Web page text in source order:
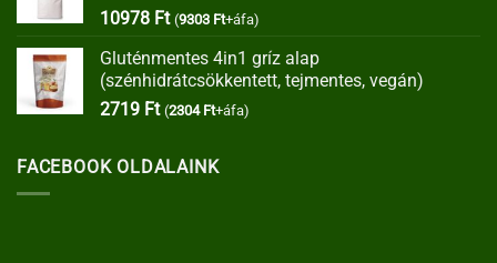
10978 Ft (9303 Ft+áfa)
Gluténmentes 4in1 gríz alap
(szénhidrátcsökkentett, tejmentes, vegán)
2719 Ft (2304 Ft+áfa)
FACEBOOK OLDALAINK